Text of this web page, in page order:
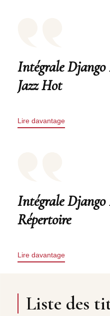
Intégrale
Jazz Hot
Lire davantage
Intégrale
Répertoire
Lire davantage
Liste des